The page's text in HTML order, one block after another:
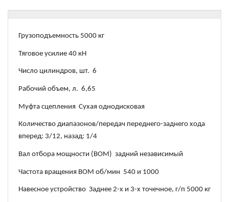
Грузоподъемность 5000 кг
Тяговое усилие 40 кН
Число цилиндров, шт. 6
Рабочий объем, л. 6,65
Муфта сцепления Сухая однодисковая
Количество диапазонов/передач переднего-заднего хода
вперед: 3/12, назад: 1/4
Вал отбора мощности (ВОМ) задний независимый
Частота вращения ВОМ об/мин 540 и 1000
Навесное устройство Заднее 2-х и 3-х точечное, г/п 5000 кг